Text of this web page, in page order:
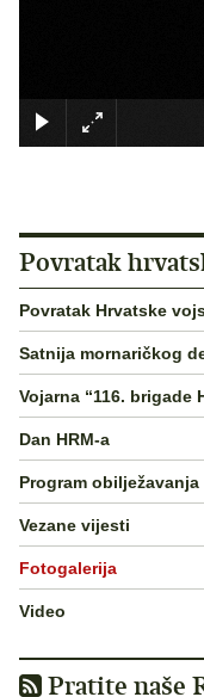
Povratak
Povratak Hrvatske
Satnija mornaričkog
Vojarna “116. brigade
Dan HRM-a
Program obilježavanja
Vezane vijesti
Fotogalerija
Video
Pratite naše